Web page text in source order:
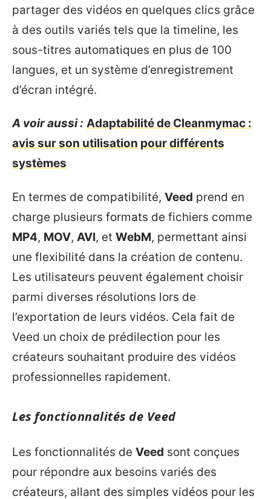
partager des vidéos en quelques clics grâce
à des outils variés tels que la timeline, les
sous-titres automatiques en plus de 100
langues, et un système d’enregistrement
d’écran intégré.
A voir aussi : Adaptabilité de Cleanmymac :
avis sur son utilisation pour différents
systèmes
En termes de compatibilité, Veed prend en
charge plusieurs formats de fichiers comme
MP4, MOV, AVI, et WebM, permettant ainsi
une flexibilité dans la création de contenu.
Les utilisateurs peuvent également choisir
parmi diverses résolutions lors de
l’exportation de leurs vidéos. Cela fait de
Veed un choix de prédilection pour les
créateurs souhaitant produire des vidéos
professionnelles rapidement.
Les fonctionnalités de Veed
Les fonctionnalités de Veed sont conçues
pour répondre aux besoins variés des
créateurs, allant des simples vidéos pour les